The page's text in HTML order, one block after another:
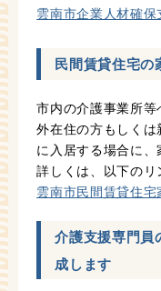
雲南市企業人材確
民間賃貸住宅の
市内の介護事業所
外在住の方もしく
に入居する場合に、
詳しくは、以下のリ
雲南市民間賃貸住
介護支援専門員
成します